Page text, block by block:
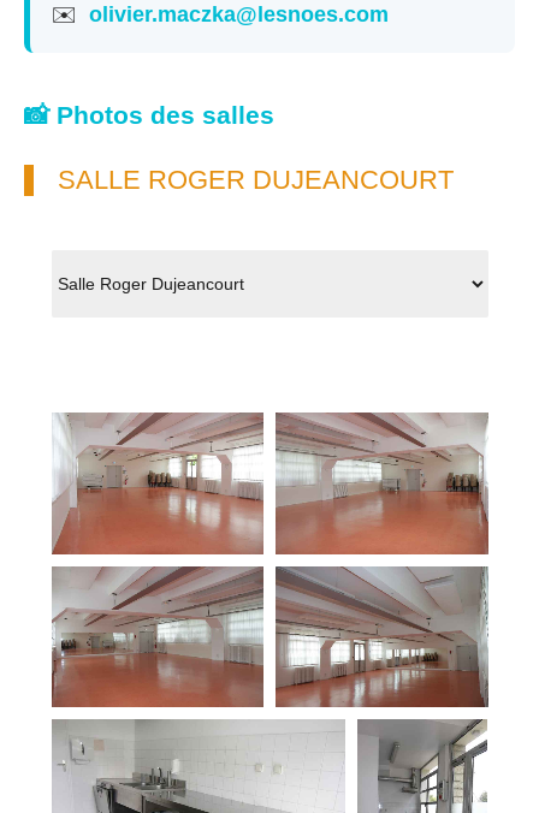
✉️ olivier.maczka@lesnoes.com
📸 Photos des salles
SALLE ROGER DUJEANCOURT